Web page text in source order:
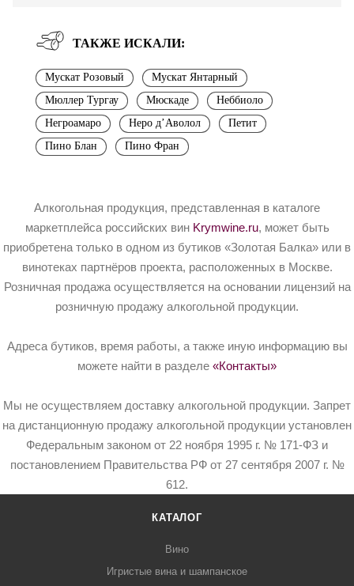
ТАКЖЕ ИСКАЛИ:
Мускат Розовый
Мускат Янтарный
Мюллер Тургау
Мюскаде
Неббиоло
Негроамаро
Неро д’Аволол
Петит
Пино Блан
Пино Фран
Алкогольная продукция, представленная в каталоге
маркетплейса российских вин Krymwine.ru, может быть
приобретена только в одном из бутиков «Золотая Балка» или в
винотеках партнёров проекта, расположенных в Москве.
Розничная продажа осуществляется на основании лицензий на
розничную продажу алкогольной продукции.
Адреса бутиков, время работы, а также иную информацию вы
можете найти в разделе «Контакты»
Мы не осуществляем доставку алкогольной продукции. Запрет
на дистанционную продажу алкогольной продукции установлен
Федеральным законом от 22 ноября 1995 г. № 171-ФЗ и
постановлением Правительства РФ от 27 сентября 2007 г. №
612.
КАТАЛОГ
Вино
Игристые вина и шампанское